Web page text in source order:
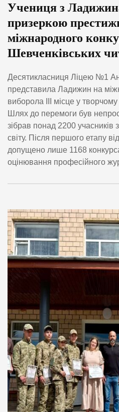
Учениця з
призеркою
міжнародного
Шевченківських
Десятикласниця Ліцею №1
представила Ладижин на
виборола ІІІ місце у
Шлях до перемоги був
зібрав понад 2200 учасників
світу. Після першого етапу
допущено лише 1168
оцінювання професійного